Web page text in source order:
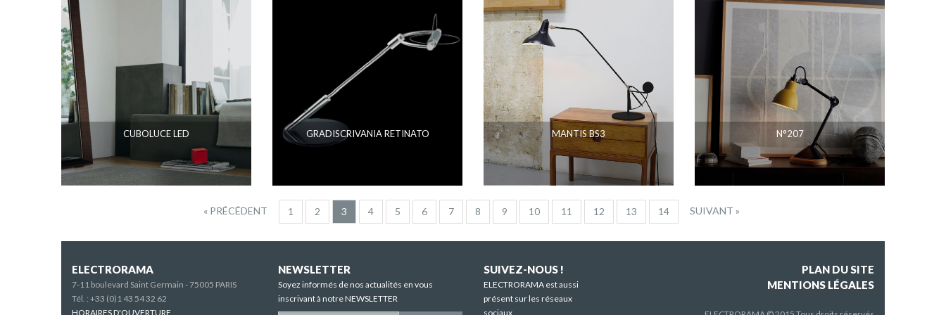
CUBOLUCE LED GRADISCRIVANIA RETINATO MANTIS BS3 N°207
« PRÉCÉDENT 1 2 3 4 5 6 7 8 9 10 11 12 13 14 SUIVANT »
ELECTRORAMA
7-11 boulevard Saint Germain - 75005 PARIS
Tél. : +33 (0)1 43 54 32 62
HORAIRES D'OUVERTURE
NEWSLETTER
Soyez informés de nos actualités en vous
inscrivant à notre NEWSLETTER
SUIVEZ-NOUS !
ELECTRORAMA est aussi
présent sur les réseaux
sociaux
PLAN DU SITE
MENTIONS LÉGALES